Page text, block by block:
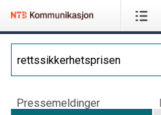
Pressemeldinger